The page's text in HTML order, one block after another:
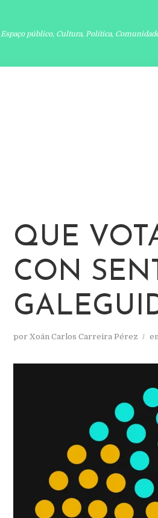
Espaço público, Cultura, Política,
QUE
CON
por Xoán Carlos Carreira Pérez